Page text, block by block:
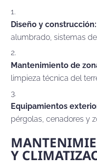
Diseño y construcción:
alumbrado, sistemas
Mantenimiento de
limpieza técnica del
Equipamientos
pérgolas, cenadores y
Y